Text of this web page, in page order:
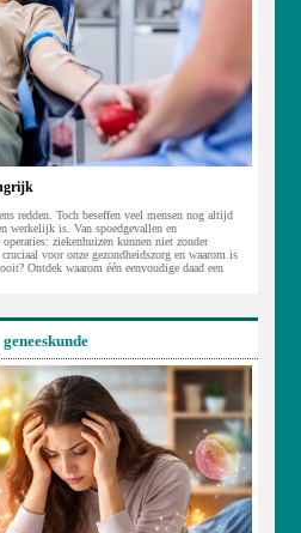
redden. Toch beseffen veel mensen nog altijd
werkelijk is. Van spoedgevallen en
ziekenhuizen kunnen niet zonder
voor onze gezondheidszorg en waarom is
Ontdek waarom één eenvoudige daad een